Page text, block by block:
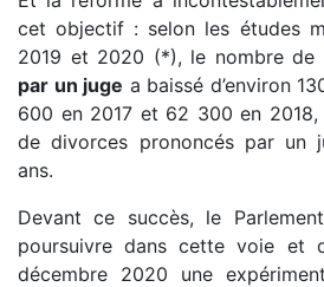
cet objectif : selon les études
2019 et 2020 (*), le nombre de
par un juge a baissé d’environ
600 en 2017 et 62 300 en
de divorces prononcés par un
ans.
Devant ce succès, le
poursuivre dans cette voie et
décembre 2020 une